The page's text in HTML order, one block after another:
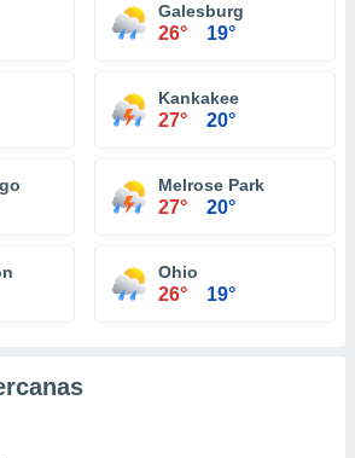
Galesburg
26° 19°
Kankakee
27° 20°
Melrose Park
27° 20°
Ohio
26° 19°